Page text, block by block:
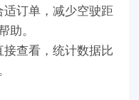
订单，减少空驶距
。
查看，统计数据比